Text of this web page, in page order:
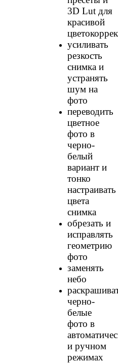
3D Lut для
красивой
усиливать
резкость
снимка и
устранять
шум на
фото
переводить
цветное
фото в
черно-
белый
вариант и
тонко
настраивать
цвета
снимка
обрезать и
исправлять
геометрию
фото
заменять
небо
черно-
белые
фото в
и ручном
режимах